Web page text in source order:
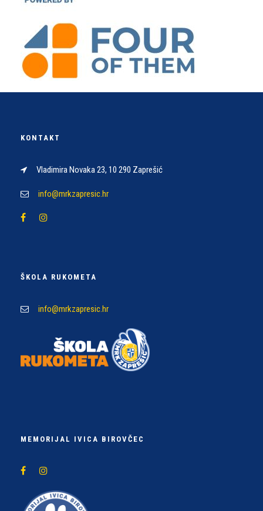
KONTAKT
Vladimira Novaka 23, 10 290 Zaprešić
info@mrkzapresic.hr
ŠKOLA RUKOMETA
info@mrkzapresic.hr
MEMORIJAL IVICA BIROVČEC